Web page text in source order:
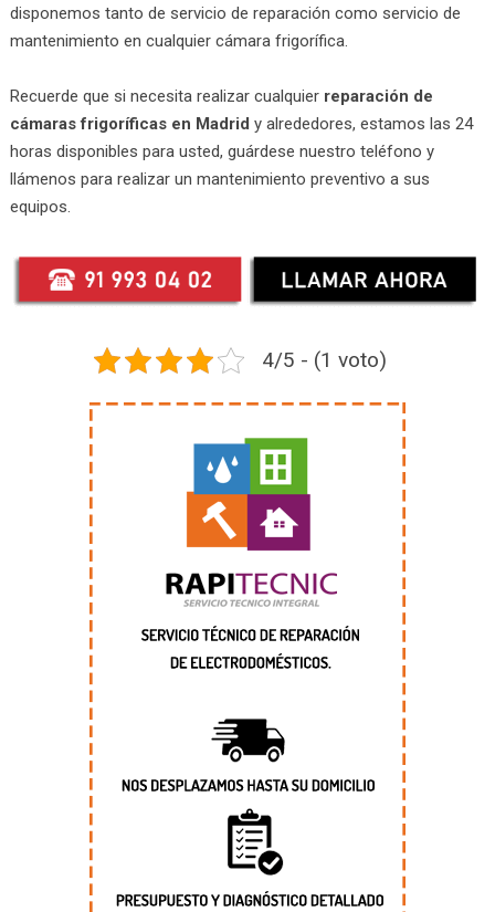
disponemos tanto de servicio de reparación como servicio de
mantenimiento en cualquier cámara frigorífica.
Recuerde que si necesita realizar cualquier reparación de
cámaras frigoríficas en Madrid y alrededores, estamos las 24
horas disponibles para usted, guárdese nuestro teléfono y
llámenos para realizar un mantenimiento preventivo a sus
equipos.
4/5 - (1 voto)